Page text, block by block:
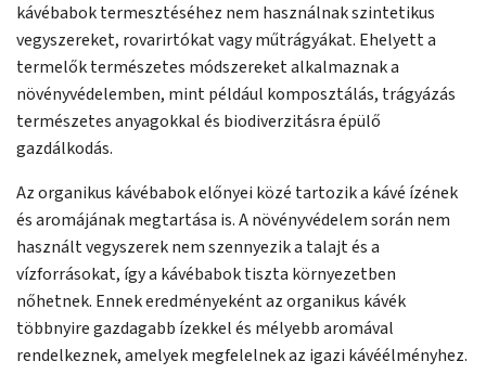
kávébabok termesztéséhez nem használnak szintetikus
vegyszereket, rovarirtókat vagy műtrágyákat. Ehelyett a
termelők természetes módszereket alkalmaznak a
növényvédelemben, mint például komposztálás, trágyázás
természetes anyagokkal és biodiverzitásra épülő
gazdálkodás.
Az organikus kávébabok előnyei közé tartozik a kávé ízének
és aromájának megtartása is. A növényvédelem során nem
használt vegyszerek nem szennyezik a talajt és a
vízforrásokat, így a kávébabok tiszta környezetben
nőhetnek. Ennek eredményeként az organikus kávék
többnyire gazdagabb ízekkel és mélyebb aromával
rendelkeznek, amelyek megfelelnek az igazi kávéélményhez.